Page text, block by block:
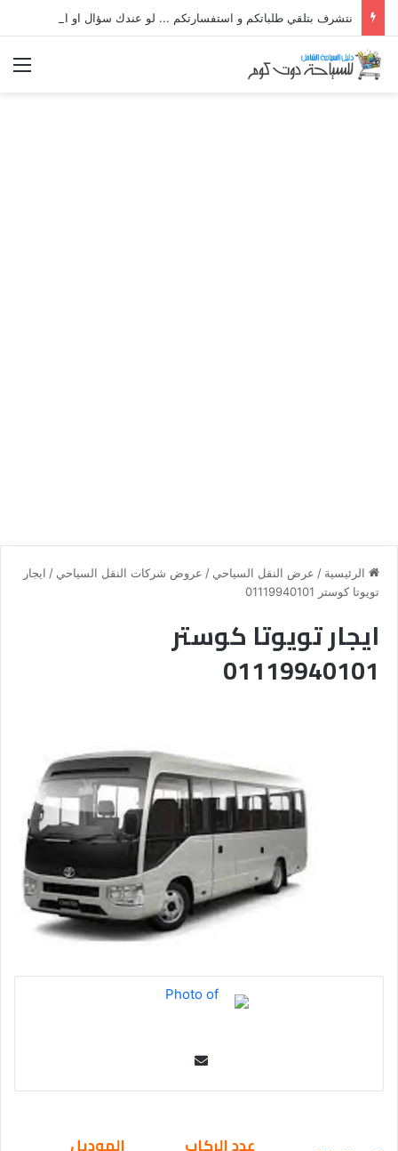
الرئيسية / عرض النقل السياحي / عروض شركات النقل السياحي / ايجار
تويوتا كوستر 01119940101
ايجار تويوتا كوستر
01119940101